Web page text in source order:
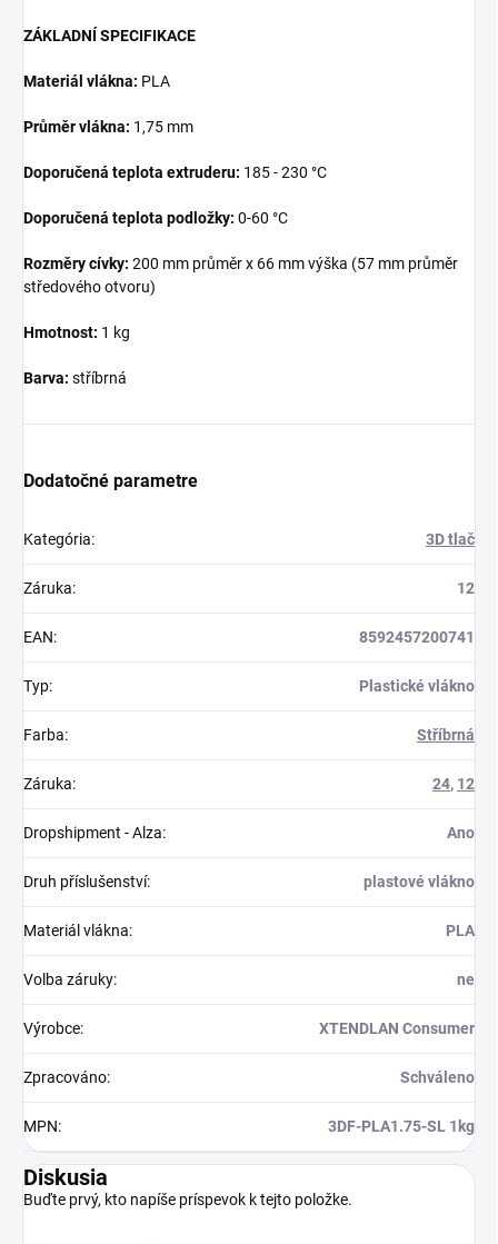
ZÁKLADNÍ SPECIFIKACE
Materiál vlákna: PLA
Průměr vlákna: 1,75 mm
Doporučená teplota extruderu: 185 - 230 °C
Doporučená teplota podložky: 0-60 °C
Rozměry cívky: 200 mm průměr x 66 mm výška (57 mm průměr
středového otvoru)
Hmotnost: 1 kg
Barva: stříbrná
Dodatočné parametre
Kategória: 3D tlač
Záruka: 12
EAN: 8592457200741
Typ: Plastické vlákno
Farba: Stříbrná
Záruka: 24, 12
Dropshipment - Alza: Ano
Druh příslušenství: plastové vlákno
Materiál vlákna: PLA
Volba záruky: ne
Výrobce: XTENDLAN Consumer
Zpracováno: Schváleno
MPN: 3DF-PLA1.75-SL 1kg
Diskusia
Buďte prvý, kto napíše príspevok k tejto položke.